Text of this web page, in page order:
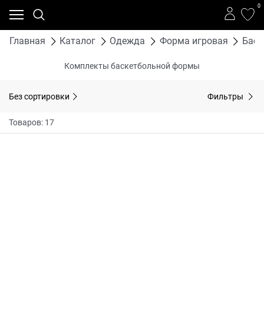
0
Главная Каталог Одежда Форма игровая
Комплекты баскетбольной формы
Без сортировки Фильтры
Товаров: 17